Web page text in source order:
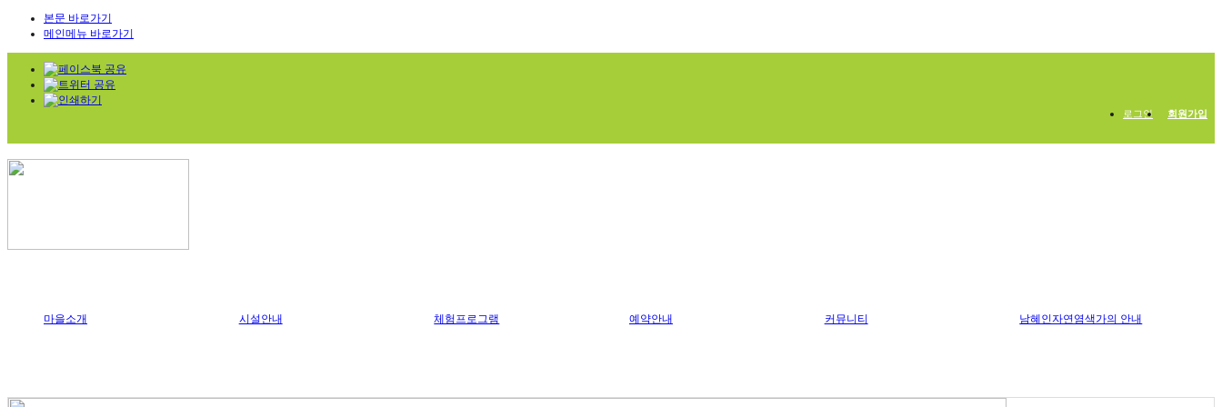
본문 바로가기
메인메뉴 바로가기
로그인 회원가입
마을소개 시설안내 체험프로그램 예약안내 커뮤니티 남혜인자연염색가의 안내